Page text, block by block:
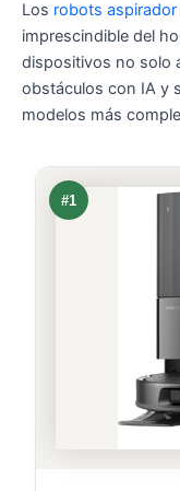
Los robots aspirador
imprescindible del
dispositivos no solo
obstáculos con IA y
modelos más
#1